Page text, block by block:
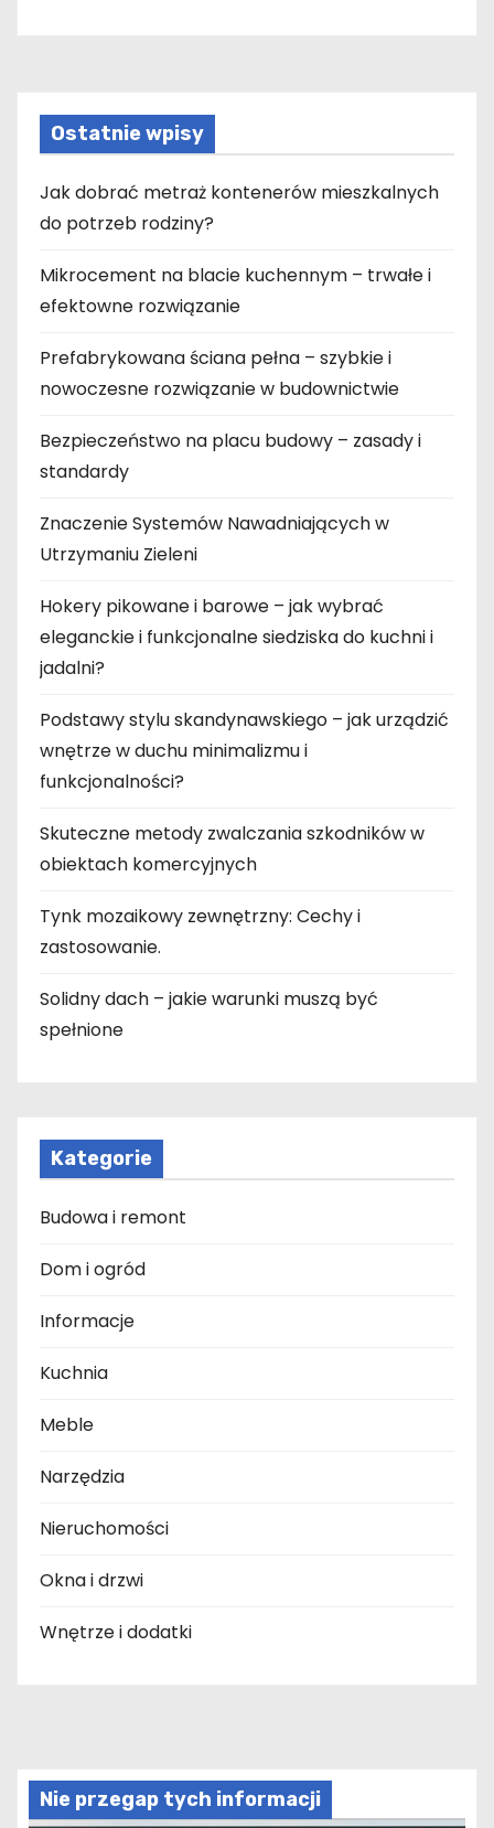
Ostatnie wpisy
Jak dobrać metraż kontenerów mieszkalnych
do potrzeb rodziny?
Mikrocement na blacie kuchennym – trwałe i
efektowne rozwiązanie
Prefabrykowana ściana pełna – szybkie i
nowoczesne rozwiązanie w budownictwie
Bezpieczeństwo na placu budowy – zasady i
standardy
Znaczenie Systemów Nawadniających w
Utrzymaniu Zieleni
Hokery pikowane i barowe – jak wybrać
eleganckie i funkcjonalne siedziska do kuchni i
jadalni?
Podstawy stylu skandynawskiego – jak urządzić
wnętrze w duchu minimalizmu i
funkcjonalności?
Skuteczne metody zwalczania szkodników w
obiektach komercyjnych
Tynk mozaikowy zewnętrzny: Cechy i
zastosowanie.
Solidny dach – jakie warunki muszą być
spełnione
Kategorie
Budowa i remont
Dom i ogród
Informacje
Kuchnia
Meble
Narzędzia
Nieruchomości
Okna i drzwi
Wnętrze i dodatki
Nie przegap tych informacji